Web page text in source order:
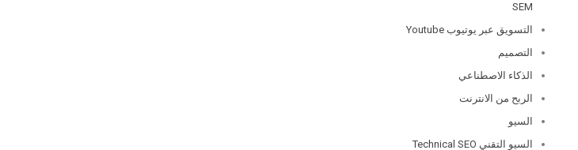
SEM
التسويق عبر يوتيوب Youtube
التصميم
الذكاء الاصطناعي
الربح من الانترنت
السيو
السيو التقني Technical SEO